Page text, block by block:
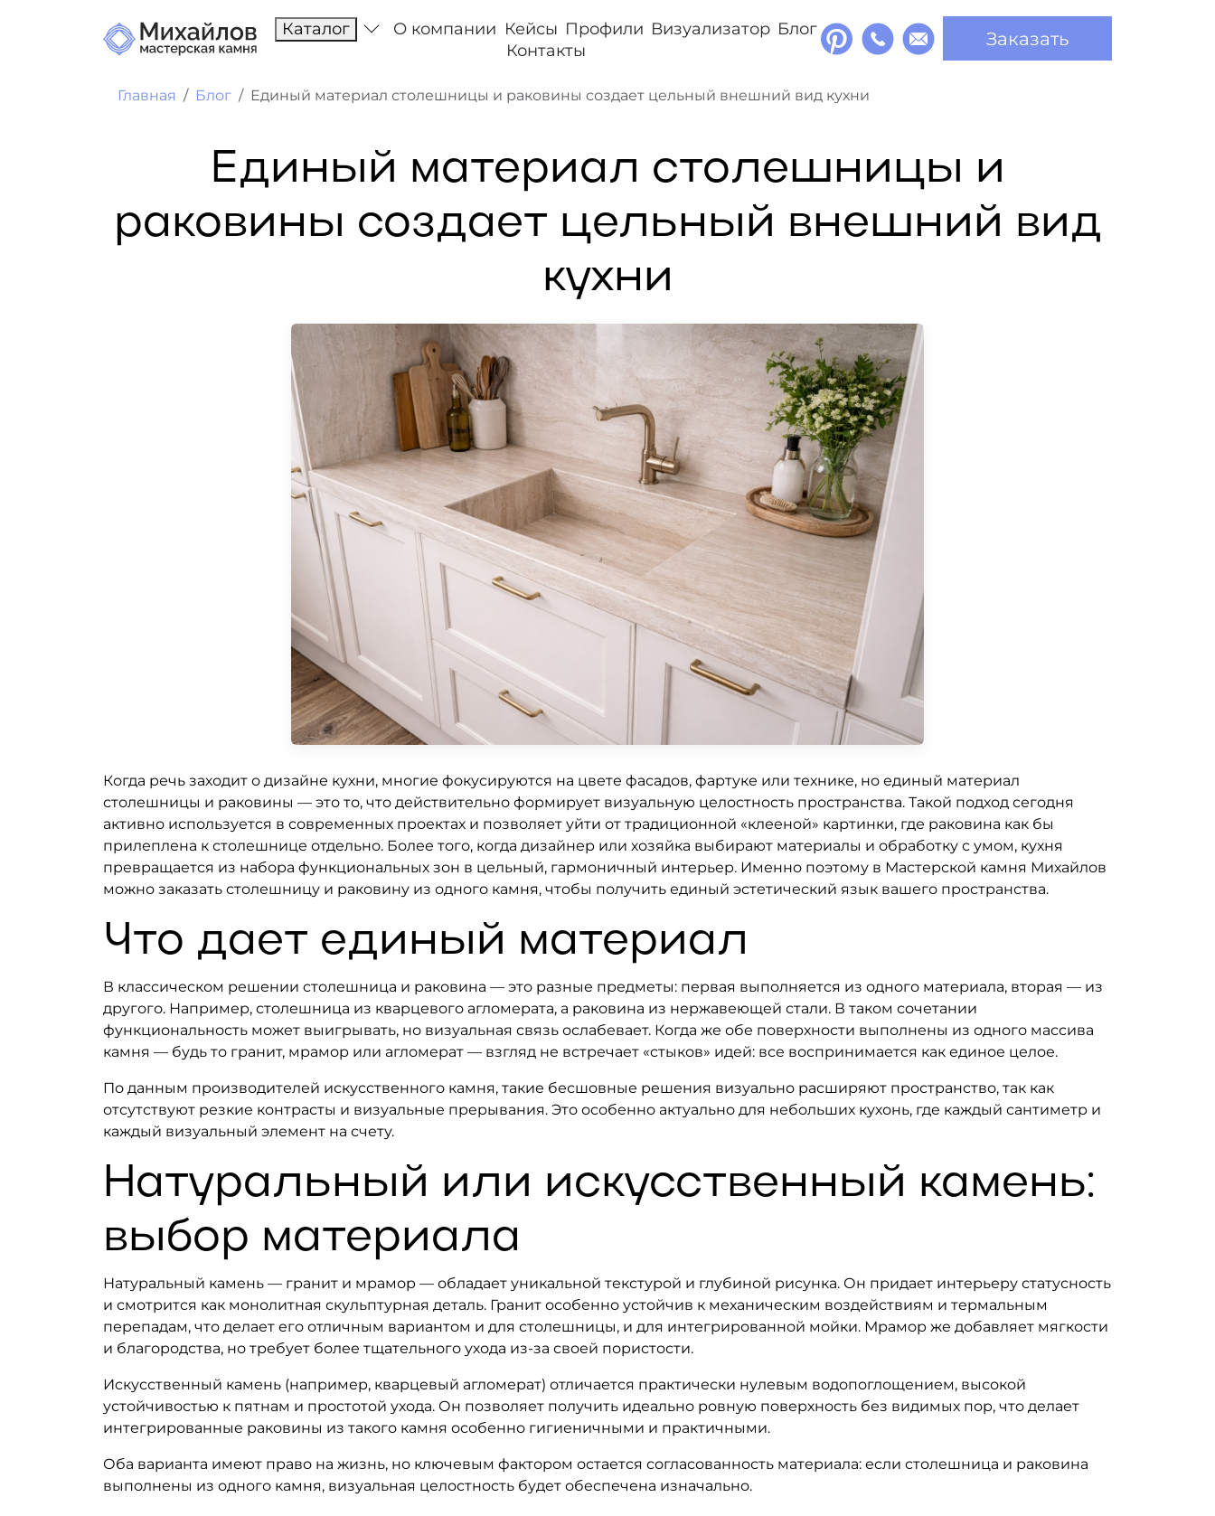
Каталог О компании Кейсы Профили Визуализатор Блог
Контакты
Заказать
Главная Блог Единый материал столешницы и раковины создает цельный внешний вид кухни
Единый материал столешницы и
раковины создает цельный внешний вид
кухни
Когда речь заходит о дизайне кухни, многие фокусируются на цвете фасадов, фартуке или технике, но единый материал
столешницы и раковины — это то, что действительно формирует визуальную целостность пространства. Такой подход сегодня
активно используется в современных проектах и позволяет уйти от традиционной «клееной» картинки, где раковина как бы
прилеплена к столешнице отдельно. Более того, когда дизайнер или хозяйка выбирают материалы и обработку с умом, кухня
превращается из набора функциональных зон в цельный, гармоничный интерьер. Именно поэтому в Мастерской камня Михайлов
можно заказать столешницу и раковину из одного камня, чтобы получить единый эстетический язык вашего пространства.
Что дает единый материал
В классическом решении столешница и раковина — это разные предметы: первая выполняется из одного материала, вторая — из
другого. Например, столешница из кварцевого агломерата, а раковина из нержавеющей стали. В таком сочетании
функциональность может выигрывать, но визуальная связь ослабевает. Когда же обе поверхности выполнены из одного массива
камня — будь то гранит, мрамор или агломерат — взгляд не встречает «стыков» идей: все воспринимается как единое целое.
По данным производителей искусственного камня, такие бесшовные решения визуально расширяют пространство, так как
отсутствуют резкие контрасты и визуальные прерывания. Это особенно актуально для небольших кухонь, где каждый сантиметр и
каждый визуальный элемент на счету.
Натуральный или искусственный камень:
выбор материала
Натуральный камень — гранит и мрамор — обладает уникальной текстурой и глубиной рисунка. Он придает интерьеру статусность
и смотрится как монолитная скульптурная деталь. Гранит особенно устойчив к механическим воздействиям и термальным
перепадам, что делает его отличным вариантом и для столешницы, и для интегрированной мойки. Мрамор же добавляет мягкости
и благородства, но требует более тщательного ухода из‑за своей пористости.
Искусственный камень (например, кварцевый агломерат) отличается практически нулевым водопоглощением, высокой
устойчивостью к пятнам и простотой ухода. Он позволяет получить идеально ровную поверхность без видимых пор, что делает
интегрированные раковины из такого камня особенно гигиеничными и практичными.
Оба варианта имеют право на жизнь, но ключевым фактором остается согласованность материала: если столешница и раковина
выполнены из одного камня, визуальная целостность будет обеспечена изначально.